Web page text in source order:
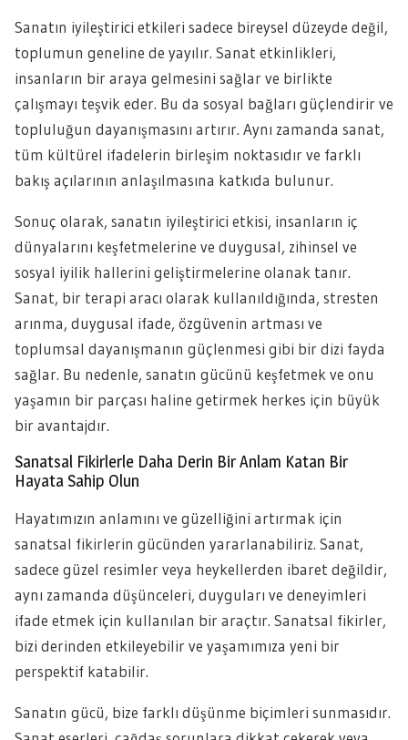
Sanatın iyileştirici etkileri sadece bireysel düzeyde değil,
toplumun geneline de yayılır. Sanat etkinlikleri,
insanların bir araya gelmesini sağlar ve birlikte
çalışmayı teşvik eder. Bu da sosyal bağları güçlendirir ve
topluluğun dayanışmasını artırır. Aynı zamanda sanat,
tüm kültürel ifadelerin birleşim noktasıdır ve farklı
bakış açılarının anlaşılmasına katkıda bulunur.
Sonuç olarak, sanatın iyileştirici etkisi, insanların iç
dünyalarını keşfetmelerine ve duygusal, zihinsel ve
sosyal iyilik hallerini geliştirmelerine olanak tanır.
Sanat, bir terapi aracı olarak kullanıldığında, stresten
arınma, duygusal ifade, özgüvenin artması ve
toplumsal dayanışmanın güçlenmesi gibi bir dizi fayda
sağlar. Bu nedenle, sanatın gücünü keşfetmek ve onu
yaşamın bir parçası haline getirmek herkes için büyük
bir avantajdır.
Sanatsal Fikirlerle Daha Derin Bir Anlam Katan Bir
Hayata Sahip Olun
Hayatımızın anlamını ve güzelliğini artırmak için
sanatsal fikirlerin gücünden yararlanabiliriz. Sanat,
sadece güzel resimler veya heykellerden ibaret değildir,
aynı zamanda düşünceleri, duyguları ve deneyimleri
ifade etmek için kullanılan bir araçtır. Sanatsal fikirler,
bizi derinden etkileyebilir ve yaşamımıza yeni bir
perspektif katabilir.
Sanatın gücü, bize farklı düşünme biçimleri sunmasıdır.